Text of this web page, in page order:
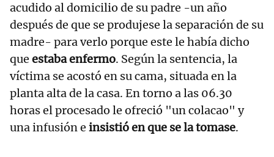
acudido al domicilio de su padre -un año
después de que se produjese la separación de su
madre- para verlo porque este le había dicho
que estaba enfermo. Según la sentencia, la
víctima se acostó en su cama, situada en la
planta alta de la casa. En torno a las 06.30
horas el procesado le ofreció "un colacao" y
una infusión e insistió en que se la tomase.